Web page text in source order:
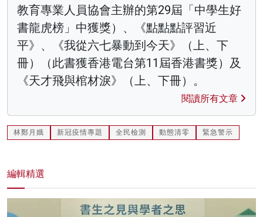
教育專業人員協會主辦的第29屆「中學生好
書龍虎榜」中獲獎）、《點點點評習近
平》、《我從六七暴動到今天》（上、下
冊）（此書獲香港電台第11屆香港書獎）及
《天才飛與棺材淚》（上、下冊）。
閱讀所有文章
林鄭月娥 新冠疫情專題 全民檢測 動態清零 緊急警示
編輯精選